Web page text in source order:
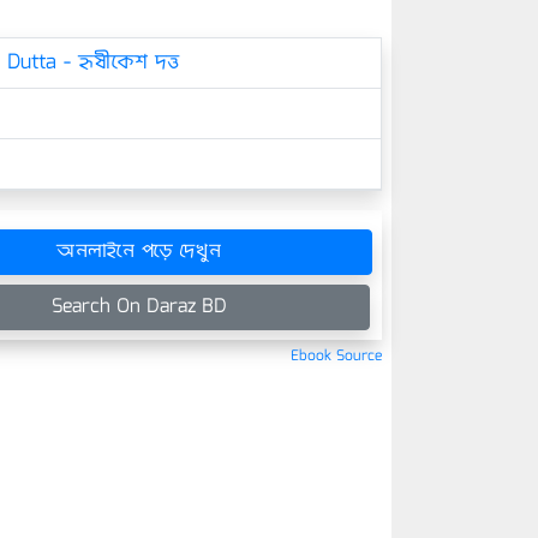
- হৃষীকেশ দত্ত
অনলাইনে পড়ে দেখুন
Search On Daraz BD
Ebook Source